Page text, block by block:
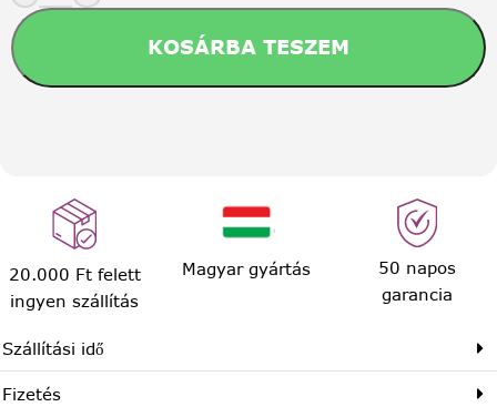
KOSÁRBA TESZEM
20.000 Ft felett
ingyen szállítás
Magyar gyártás
50 napos
garancia
Szállítási idő
Fizetés